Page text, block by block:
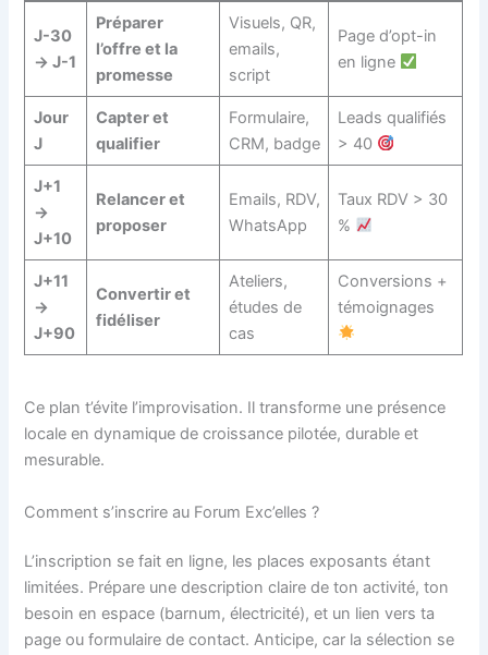
J-30
→ J-1
Préparer
l’offre et la
promesse
Visuels, QR,
emails,
script
Page d’opt-in
en ligne
Jour
J
Capter et
qualifier
Formulaire,
CRM, badge
Leads qualifiés
> 40
J+1
→
J+10
Relancer et
proposer
Emails, RDV,
WhatsApp
Taux RDV > 30
%
J+11
→
J+90
Convertir et
fidéliser
Ateliers,
études de
cas
Conversions +
témoignages
Ce plan t’évite l’improvisation. Il transforme une présence
locale en dynamique de croissance pilotée, durable et
mesurable.
Comment s’inscrire au Forum Exc’elles ?
L’inscription se fait en ligne, les places exposants étant
limitées. Prépare une description claire de ton activité, ton
besoin en espace (barnum, électricité), et un lien vers ta
page ou formulaire de contact. Anticipe, car la sélection se